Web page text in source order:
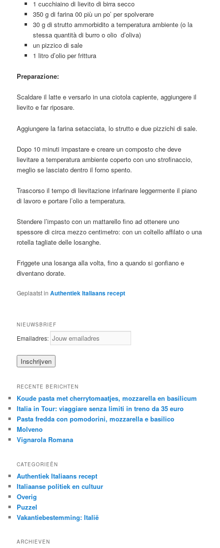
1 cucchiaino di lievito di birra secco
350 g di farina 00 più un po’ per spolverare
30 g di strutto ammorbidito a temperatura ambiente (o la
stessa quantità di burro o olio d’oliva)
un pizzico di sale
1 litro d’olio per frittura
Preparazione:
Scaldare il latte e versarlo in una ciotola capiente, aggiungere il
lievito e far riposare.
Aggiungere la farina setacciata, lo strutto e due pizzichi di sale.
Dopo 10 minuti impastare e creare un composto che deve
lievitare a temperatura ambiente coperto con uno strofinaccio,
meglio se lasciato dentro il forno spento.
Trascorso il tempo di lievitazione infarinare leggermente il piano
di lavoro e portare l’olio a temperatura.
Stendere l’impasto con un mattarello fino ad ottenere uno
spessore di circa mezzo centimetro: con un coltello affilato o una
rotella tagliate delle losanghe.
Friggete una losanga alla volta, fino a quando si gonfiano e
diventano dorate.
Geplaatst in Authentiek Italiaans recept
NIEUWSBRIEF
Emailadres:
RECENTE BERICHTEN
Koude pasta met cherrytomaatjes, mozzarella en basilicum
Italia in Tour: viaggiare senza limiti in treno da 35 euro
Pasta fredda con pomodorini, mozzarella e basilico
Molveno
Vignarola Romana
CATEGORIEËN
Authentiek Italiaans recept
Italiaanse politiek en cultuur
Overig
Puzzel
Vakantiebestemming: Italië
ARCHIEVEN